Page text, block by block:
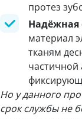
протез
Надёжная
материал
тканям
частичной
Но у данного
срок службы не